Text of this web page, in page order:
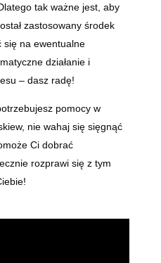
tak ważne jest, aby
zastosowany środek
się na ewentualne
działanie i
– dasz radę!
pomocy w
nie wahaj się sięgnąć
Ci dobrać
rozprawi się z tym